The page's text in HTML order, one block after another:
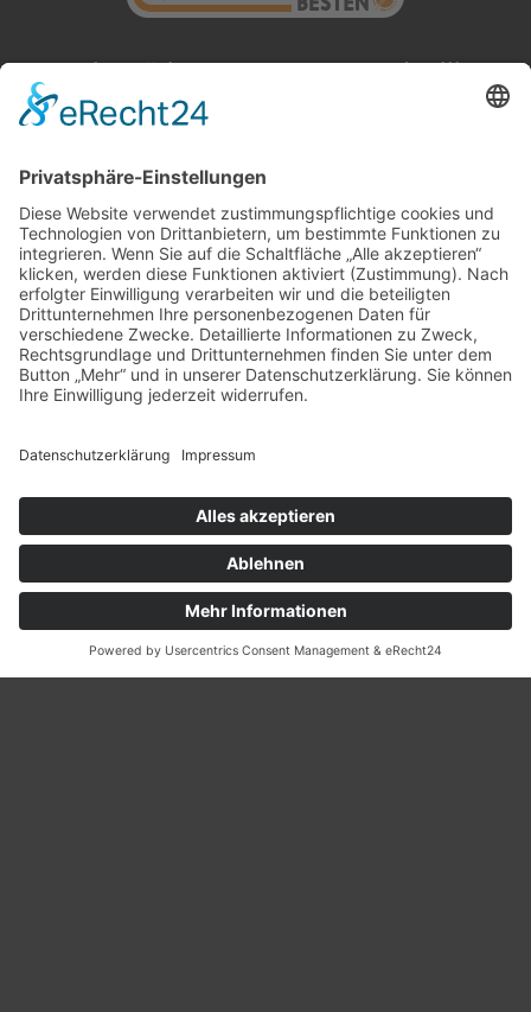
Du benötigst Stauraum und willst
Dich zu unserem Angebot
hier Kontakt zu uns auf!
Ja, ich habe die Datenschutzerklärung zur Kenntnis
genommen und bin damit einverstanden, dass die von
mir angegebenen Daten elektronisch erhoben und
gespeichert werden. Meine Daten werden dabei nur